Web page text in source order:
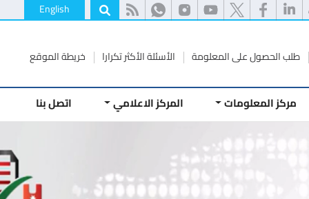
English
طلب الحصول على المعلومة الأسئلة الأكثر تكرارا خريطة الموقع
مركز المعلومات المركز الاعلامي اتصل بنا